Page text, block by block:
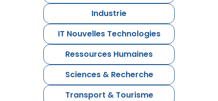
Industrie
IT Nouvelles Technologies
Ressources Humaines
Sciences & Recherche
Transport & Tourisme